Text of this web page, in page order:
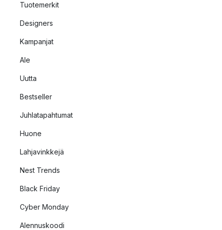
Tuotemerkit
Designers
Kampanjat
Ale
Uutta
Bestseller
Juhlatapahtumat
Huone
Lahjavinkkejä
Nest Trends
Black Friday
Cyber Monday
Alennuskoodi